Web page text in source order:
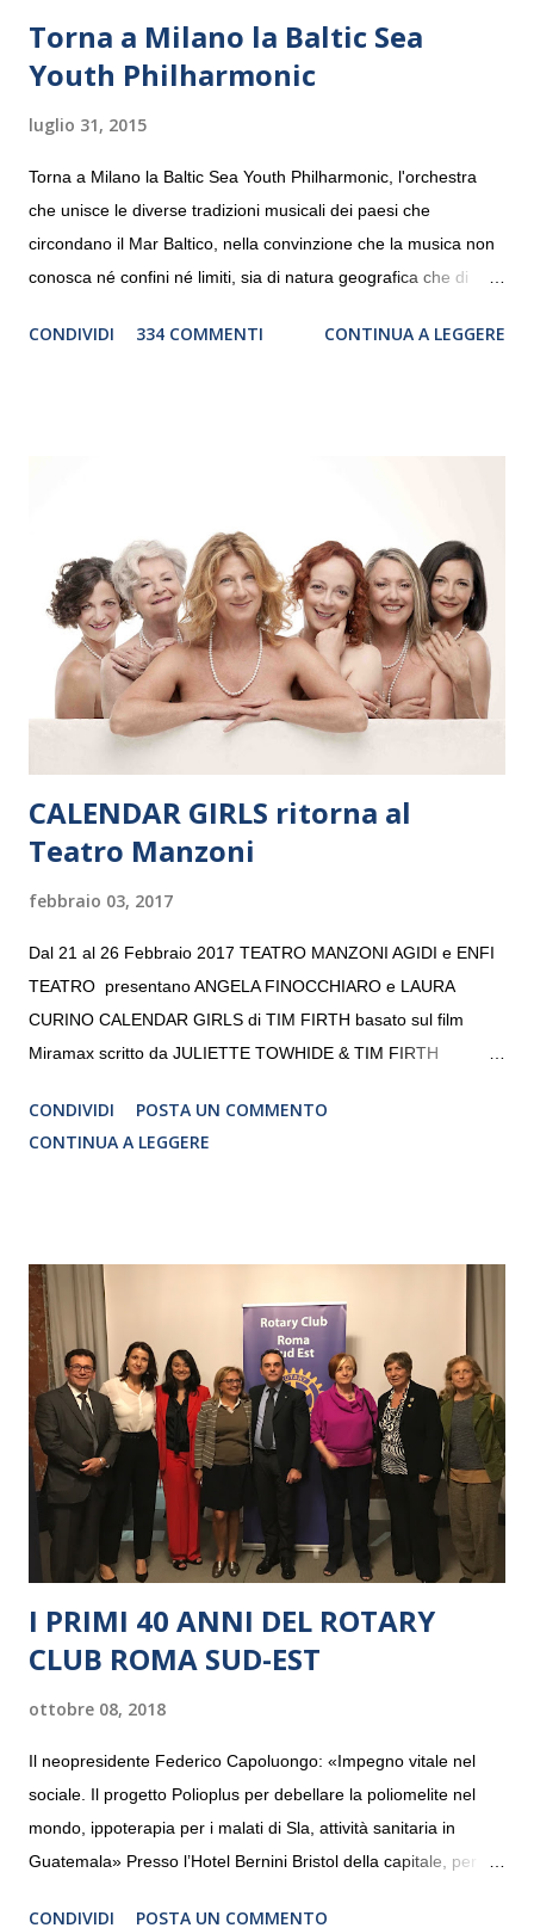
Torna a Milano la Baltic Sea
Youth Philharmonic
luglio 31, 2015
Torna a Milano la Baltic Sea Youth Philharmonic, l'orchestra
che unisce le diverse tradizioni musicali dei paesi che
circondano il Mar Baltico, nella convinzione che la musica non
conosca né confini né limiti, sia di natura geografica che di
debutterà il 10 settembre a Heiden, in Germania, e toccherà, in
“Settembre dell’Accademia” dove si esibirà per il secondo anno
consecutivo. Il pubblico milanese avrà il piacere di applaudire i
giovani artisti della Baltic Sea Youth Philharmonic per la quarta
volta. L’orchestra, fondata nel 2008 da Kristjan Järvi (affiancato
da un prestigioso consiglio di consulent...
CONDIVIDI 334 COMMENTI CONTINUA A LEGGERE
CALENDAR GIRLS ritorna al
Teatro Manzoni
febbraio 03, 2017
Dal 21 al 26 Febbraio 2017 TEATRO MANZONI AGIDI e ENFI
TEATRO presentano ANGELA FINOCCHIARO e LAURA
CURINO CALENDAR GIRLS di TIM FIRTH basato sul film
Miramax scritto da JULIETTE TOWHIDE & TIM FIRTH
CRISTINA PEZZOLI
CONDIVIDI
POSTA UN COMMENTO
CONTINUA A LEGGERE
I PRIMI 40 ANNI DEL ROTARY
CLUB ROMA SUD-EST
ottobre 08, 2018
Il neopresidente Federico Capoluongo: «Impegno vitale nel
sociale. Il progetto Polioplus per debellare la poliomelite nel
mondo, ippoterapia per i malati di Sla, attività sanitaria in
Guatemala» Presso l’Hotel Bernini Bristol della capitale, per la
CONDIVIDI POSTA UN COMMENTO